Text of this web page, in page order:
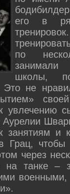
его в
по
занимали
школы,
не
увлечению
занятиям и
Грац, чтобы
через
танке –